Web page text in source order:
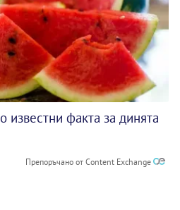
факта за динята
Препоръчано от Content Exchange